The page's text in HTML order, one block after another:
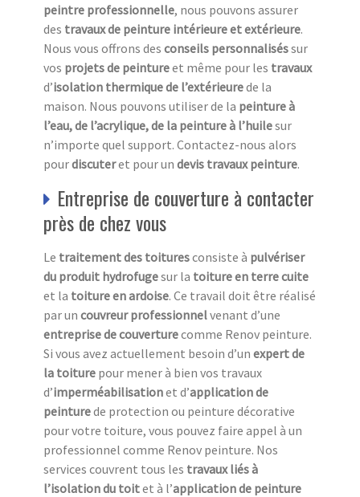
peintre professionnelle, nous pouvons assurer
des travaux de peinture intérieure et extérieure.
Nous vous offrons des conseils personnaliséssur
vos projets de peintureet même pour les travaux
d’isolation thermique de l’extérieurede la
maison. Nous pouvons utiliser de la peinture à
l’eau, de l’acrylique, de la peinture à l’huilesur
n’importe quel support. Contactez-nous alors
pourdiscuteret pour un devis travaux peinture.
Entreprise de couverture à contacter
près de chez vous
Le traitement des toituresconsiste à pulvériser
du produit hydrofugesur la toiture en terre cuite
et la toiture en ardoise. Ce travail doit être réalisé
par un couvreur professionnelvenant d’une
entreprise de couverturecomme Renov peinture.
Si vous avez actuellement besoin d’un expert de
la toiture pour mener à bien vos travaux
d’imperméabilisationet d’application de
peinturede protection ou peinture décorative
pour votre toiture, vous pouvez faire appel à un
professionnel comme Renov peinture. Nos
services couvrent tous les travaux liés à
l’isolation du toitet à l’application de peinture